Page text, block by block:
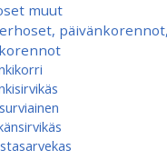
muut
päivänkorennot,